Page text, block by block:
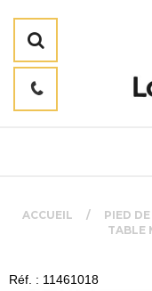
ACCUEIL PIED
TABLE
Réf. : 11461018